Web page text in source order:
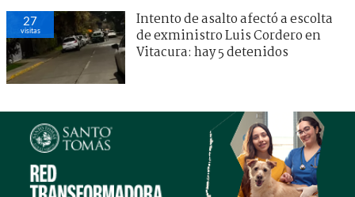
27
visitas
Intento de asalto afectó a escolta
de exministro Luis Cordero en
Vitacura: hay 5 detenidos